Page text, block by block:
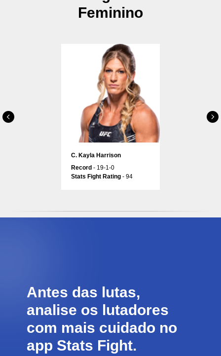
Feminino
С. Kayla Harrison
Record - 19-1-0
Stats Fight Rating - 94
Antes das lutas,
analise os lutadores
com mais cuidado no
app Stats Fight.